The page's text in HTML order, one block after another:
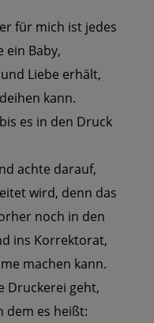
für mich ist jedes
ein Baby,
Liebe erhält,
kann.
es in den Druck
achte darauf,
wird, denn das
noch in den
ins Korrektorat,
machen kann.
Druckerei geht,
dem es heißt: